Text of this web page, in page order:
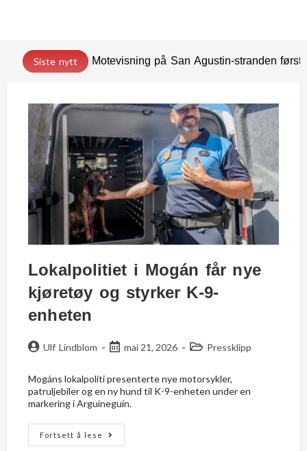
Siste nytt Motevisning på San Agustin-stranden
Lokalpolitiet i Mogán får nye
kjøretøy og styrker K-9-
enheten
Ulf Lindblom mai 21, 2026 Pressklipp
Mogáns lokalpoliti presenterte nye motorsykler,
patruljebiler og en ny hund til K-9-enheten under en
markering i Arguineguín.
Fortsett å lese